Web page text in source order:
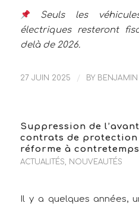
Seuls les
électriques resteront
delà de 2026.
27 JUIN 2025 / BY BENJAMIN
Suppression de
contrats de
réforme à contretemps
ACTUALITÉS NOUVEAUTÉS
Il y a quelques années,